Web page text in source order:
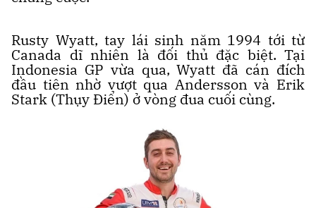
Rusty Wyatt, tay lái sinh năm 1994 tới từ
Canada dĩ nhiên là đối thủ đặc biệt. Tại
Indonesia GP vừa qua, Wyatt đã cán đích
đầu tiên nhờ vượt qua Andersson và Erik
Stark (Thụy Điển) ở vòng đua cuối cùng.